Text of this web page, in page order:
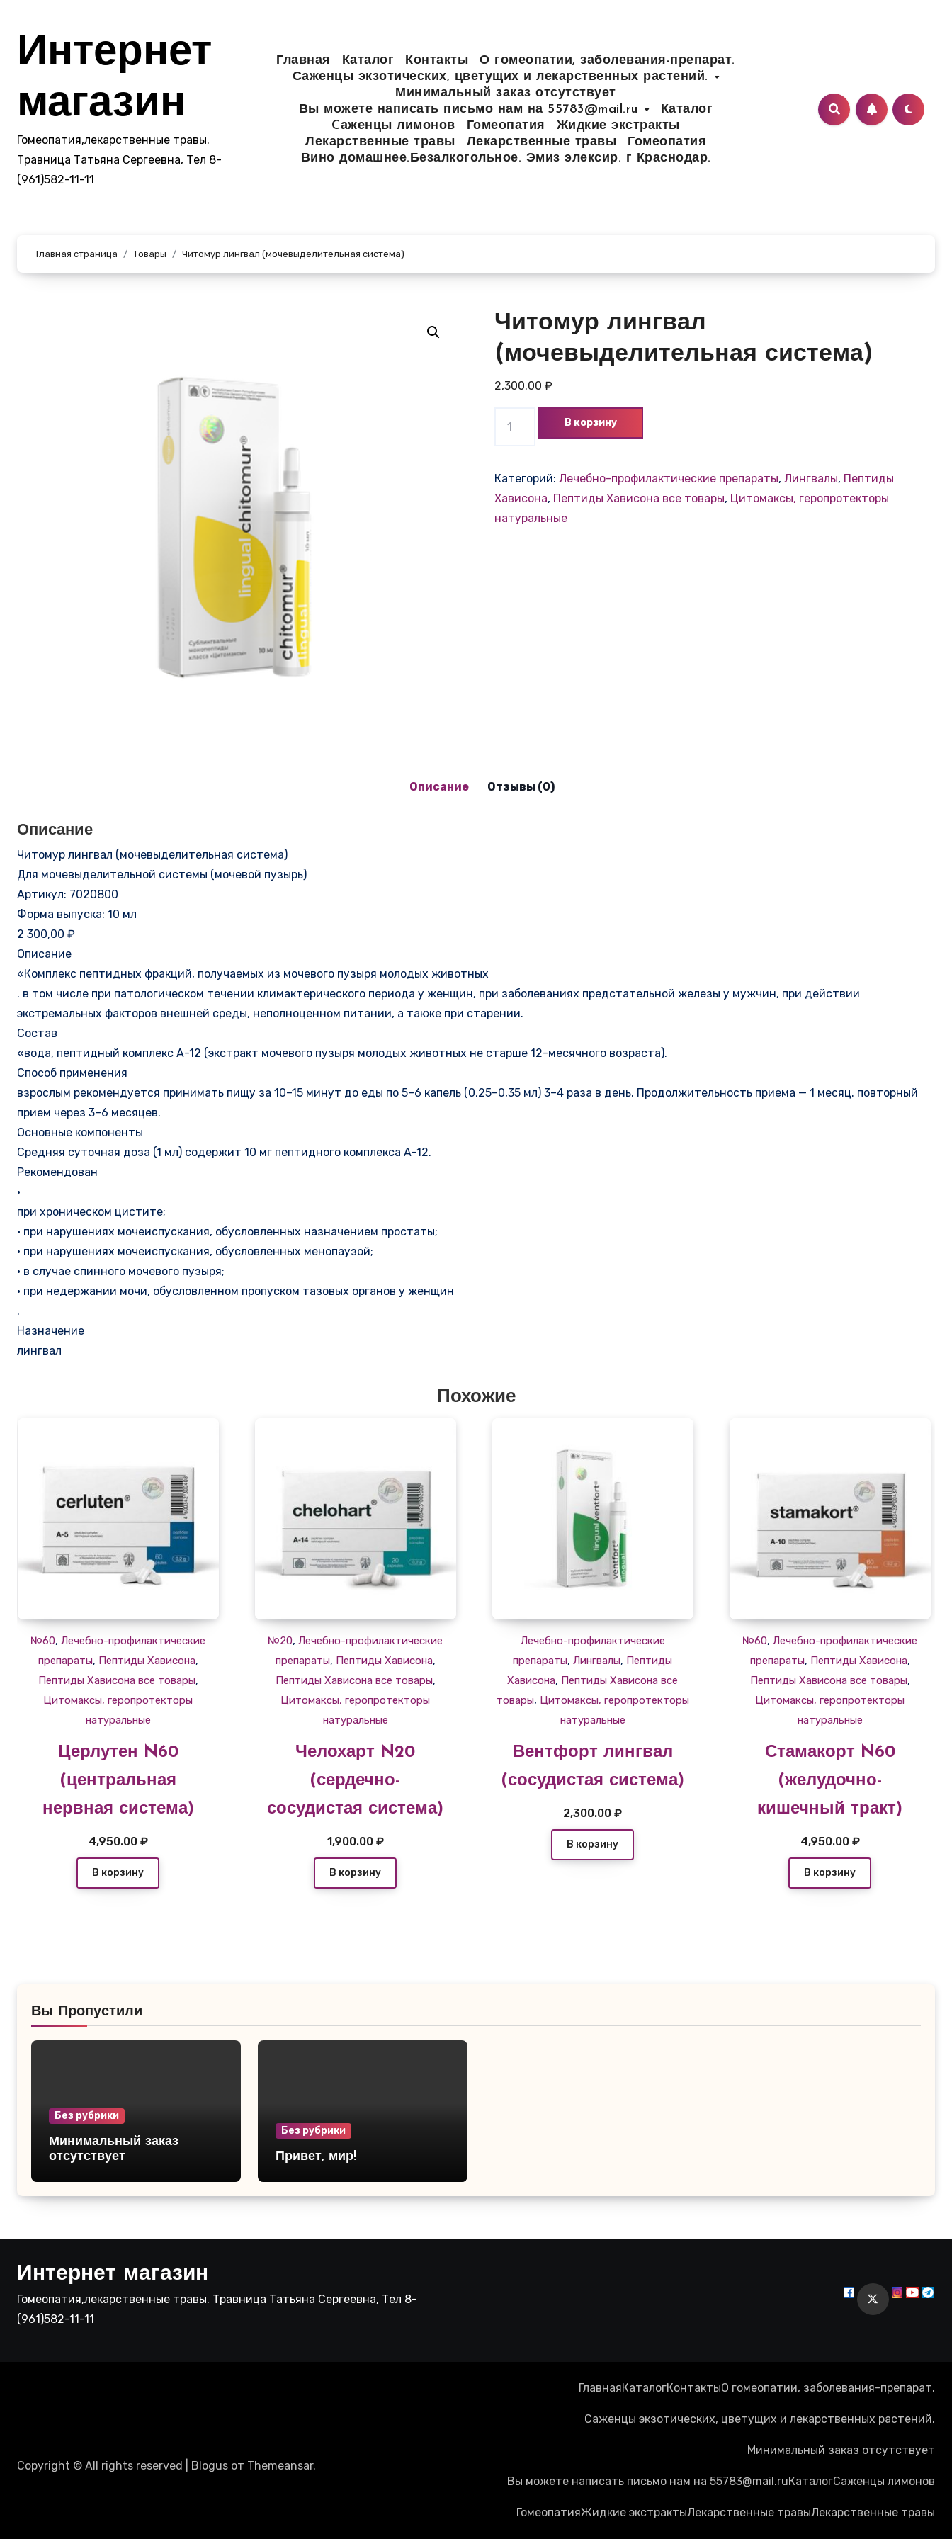
содержанию
Интернет
магазин
Гомеопатия,лекарственные травы.
Травница Татьяна Сергеевна, Тел 8-
(961)582-11-11
Главная Каталог Контакты
О гомеопатии, заболевания-препарат.
Саженцы экзотических, цветущих и лекарственных растений.
Минимальный заказ отсутствует
Вы можете написать письмо нам на 55783@mail.ru
Каталог
Cаженцы лимонов
Гомеопатия
Жидкие экстракты
Лекарственные травы
Лекарственные травы
Гомеопатия
Вино домашнее.Безалкогольное. Эмиз элексир. г Краснодар.
Главная страница Товары Читомур лингвал (мочевыделительная система)
Читомур лингвал
(мочевыделительная система)
2,300.00 ₽
лингвал
(мочевыделительная
система)
В корзину
Категорий: Лечебно-профилактические препараты, Лингвалы, Пептиды
Хависона, Пептиды Хависона все товары, Цитомаксы, геропротекторы
натуральные
Описание Отзывы (0)
Описание
Читомур лингвал (мочевыделительная система)
Для мочевыделительной системы (мочевой пузырь)
Артикул: 7020800
Форма выпуска: 10 мл
2 300,00 ₽
Описание
«Комплекс пептидных фракций, получаемых из мочевого пузыря молодых животных
. в том числе при патологическом течении климактерического периода у женщин, при заболеваниях предстательной железы у мужчин, при действии
экстремальных факторов внешней среды, неполноценном питании, а также при старении.
Состав
«вода, пептидный комплекс А-12 (экстракт мочевого пузыря молодых животных не старше 12-месячного возраста).
Способ применения
взрослым рекомендуется принимать пищу за 10–15 минут до еды по 5–6 капель (0,25–0,35 мл) 3–4 раза в день. Продолжительность приема — 1 месяц. повторный
прием через 3–6 месяцев.
Основные компоненты
Средняя суточная доза (1 мл) содержит 10 мг пептидного комплекса А-12.
Рекомендован
•
при хроническом цистите;
• при нарушениях мочеиспускания, обусловленных назначением простаты;
• при нарушениях мочеиспускания, обусловленных менопаузой;
• в случае спинного мочевого пузыря;
• при недержании мочи, обусловленном пропуском тазовых органов у женщин
.
Назначение
лингвал
Похожие
№60,Лечебно-профилактические
препараты, Пептиды Хависона,
Пептиды Хависона все товары,
Цитомаксы, геропротекторы
натуральные
Церлутен N60
(центральная
нервная система)
4,950.00 ₽
В корзину
№20,Лечебно-профилактические
препараты, Пептиды Хависона,
Пептиды Хависона все товары,
Цитомаксы, геропротекторы
натуральные
Челохарт N20
(сердечно-
сосудистая система)
1,900.00 ₽
В корзину
Лечебно-профилактические
препараты,Лингвалы, Пептиды
Хависона, Пептиды Хависона все
товары, Цитомаксы, геропротекторы
натуральные
Вентфорт лингвал
(сосудистая система)
2,300.00₽
В корзину
№60,Лечебно-профилактические
препараты, Пептиды Хависона,
Пептиды Хависона все товары,
Цитомаксы, геропротекторы
натуральные
Стамакорт N60
(желудочно-
кишечный тракт)
4,950.00 ₽
В корзину
Вы Пропустили
Без рубрики
Минимальный заказ
отсутствует
Без рубрики
Привет, мир!
Интернет магазин
Гомеопатия,лекарственные травы. Травница Татьяна Сергеевна, Тел 8-
(961)582-11-11
Copyright © All rights reserved Blogus от Themeansar.
ГлавнаяКаталогКонтактыО гомеопатии, заболевания-препарат.
Саженцы экзотических, цветущих и лекарственных растений.
Минимальный заказ отсутствует
Вы можете написать письмо нам на 55783@mail.ruКаталогCаженцы лимонов
ГомеопатияЖидкие экстрактыЛекарственные травыЛекарственные травы